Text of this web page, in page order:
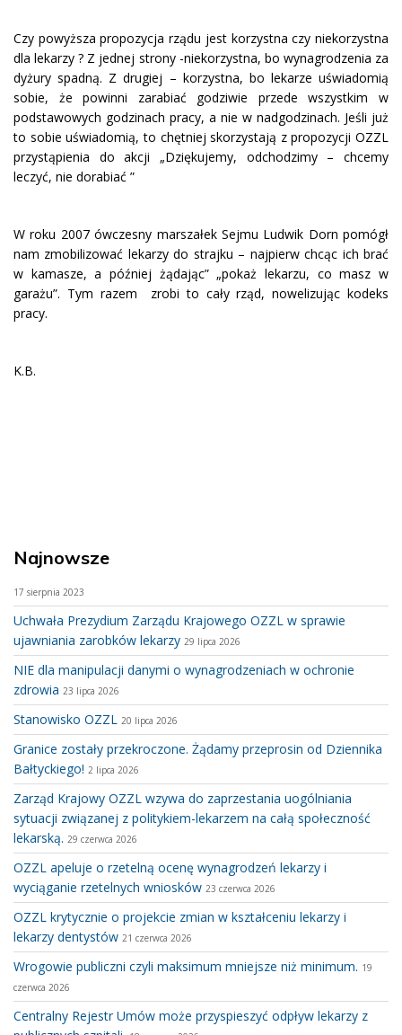
Czy powyższa propozycja rządu jest korzystna czy niekorzystna
dla lekarzy ? Z jednej strony -niekorzystna, bo wynagrodzenia za
dyżury spadną. Z drugiej – korzystna, bo lekarze uświadomią
sobie, że powinni zarabiać godziwie przede wszystkim w
podstawowych godzinach pracy, a nie w nadgodzinach. Jeśli już
to sobie uświadomią, to chętniej skorzystają z propozycji OZZL
przystąpienia do akcji „Dziękujemy, odchodzimy – chcemy
leczyć, nie dorabiać ”
W roku 2007 ówczesny marszałek Sejmu Ludwik Dorn pomógł
nam zmobilizować lekarzy do strajku – najpierw chcąc ich brać
w kamasze, a później żądając” „pokaż lekarzu, co masz w
garażu”. Tym razem zrobi to cały rząd, nowelizując kodeks
pracy.
K.B.
Najnowsze
17 sierpnia 2023
Uchwała Prezydium Zarządu Krajowego OZZL w sprawie
ujawniania zarobków lekarzy 29 lipca 2026
NIE dla manipulacji danymi o wynagrodzeniach w ochronie
zdrowia 23 lipca 2026
Stanowisko OZZL 20 lipca 2026
Granice zostały przekroczone. Żądamy przeprosin od Dziennika
Bałtyckiego! 2 lipca 2026
Zarząd Krajowy OZZL wzywa do zaprzestania uogólniania
sytuacji związanej z politykiem-lekarzem na całą społeczność
lekarską. 29 czerwca 2026
OZZL apeluje o rzetelną ocenę wynagrodzeń lekarzy i
wyciąganie rzetelnych wniosków 23 czerwca 2026
OZZL krytycznie o projekcie zmian w kształceniu lekarzy i
lekarzy dentystów 21 czerwca 2026
Wrogowie publiczni czyli maksimum mniejsze niż minimum. 19
czerwca 2026
Centralny Rejestr Umów może przyspieszyć odpływ lekarzy z